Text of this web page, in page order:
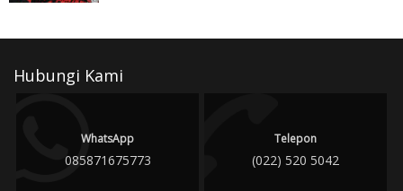
Hubungi Kami
WhatsApp
085871675773
Telepon
(022) 520 5042